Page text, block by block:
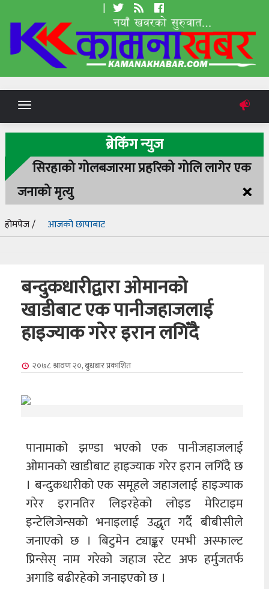
|
Toggle
navigation
ब्रेकिंग न्युज
सिरहाको गोलबजारमा प्रहरिको गोलि लागेर एक
जनाको मृत्यु
×
होमपेज / आजको छापाबाट
बन्दुकधारीद्वारा ओमानको
खाडीबाट एक पानीजहाजलाई
हाइज्याक गरेर इरान लगिँदै
२०७८ श्रावण २०, बुधबारप्रकाशित
पानामाको झण्डा भएको एक पानीजहाजलाई
ओमानको खाडीबाट हाइज्याक गरेर इरान लगिँदै छ
। बन्दुकधारीको एक समूहले जहाजलाई हाइज्याक
गरेर इरानतिर लिइरहेको लोइड मेरिटाइम
इन्टेलिजेन्सको भनाइलाई उद्धृत गर्दै बीबीसीले
जनाएको छ । बिटुमेन ट्याङ्कर एमभी अस्फाल्ट
प्रिन्सेस् नाम गरेको जहाज स्टेट अफ हर्मुजतर्फ
अगाडि बढीरहेको जनाइएको छ ।